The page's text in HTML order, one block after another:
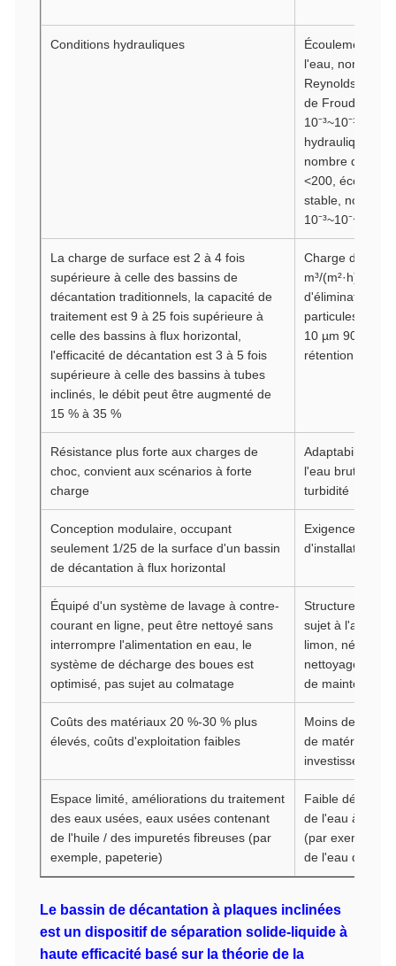
Conditions hydrauliques
Écoulement
l'eau, nombre
Reynolds <200,
de Froude
10⁻³~10⁻¹Rayon
hydraulique
nombre de
<200,
stable, nombre
10⁻³~10⁻⁴
La charge de surface est 2 à 4 fois
supérieure à celle des bassins de
décantation traditionnels, la capacité de
traitement est 9 à 25 fois supérieure à
celle des bassins à flux horizontal,
l'efficacité de décantation est 3 à 5 fois
supérieure à celle des bassins à tubes
inclinés, le débit peut être augmenté de
15 % à 35 %
Charge de
m³/(m²·h), taux
d'élimination
particules
10 µm 90 %,
rétention 15-30
Résistance plus forte aux charges de
choc, convient aux scénarios à forte
charge
Adaptabilité
l'eau brute à
turbidité
Conception modulaire, occupant
seulement 1/25 de la surface d'un bassin
de décantation à flux horizontal
Exigences
d'installation
Équipé d'un système de lavage à contre-
courant en ligne, peut être nettoyé sans
interrompre l'alimentation en eau, le
système de décharge des boues est
optimisé, pas sujet au colmatage
sujet à
limon,
nettoyage
de
Coûts des matériaux 20 %-30 % plus
élevés, coûts d'exploitation faibles
Moins de
de matériaux,
investissement
Espace limité, améliorations du traitement
des eaux usées, eaux usées contenant
de l'huile / des impuretés fibreuses (par
exemple, papeterie)
Faible débit,
de l'eau à forte
(par exemple,
de l'eau du
Le bassin de décantation à plaques inclinées
est un dispositif de séparation solide-liquide à
haute efficacité basé sur la théorie de la